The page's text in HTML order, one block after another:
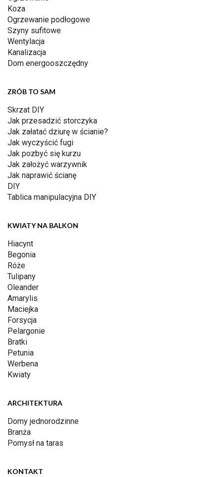
Koza
Ogrzewanie podłogowe
Szyny sufitowe
Wentylacja
Kanalizacja
Dom energooszczędny
ZRÓB TO SAM
Skrzat DIY
Jak przesadzić storczyka
Jak załatać dziurę w ścianie?
Jak wyczyścić fugi
Jak pozbyć się kurzu
Jak założyć warzywnik
Jak naprawić ścianę
DIY
Tablica manipulacyjna DIY
KWIATY NA BALKON
Hiacynt
Begonia
Róże
Tulipany
Oleander
Amarylis
Maciejka
Forsycja
Pelargonie
Bratki
Petunia
Werbena
Kwiaty
ARCHITEKTURA
Domy jednorodzinne
Branża
Pomysł na taras
KONTAKT